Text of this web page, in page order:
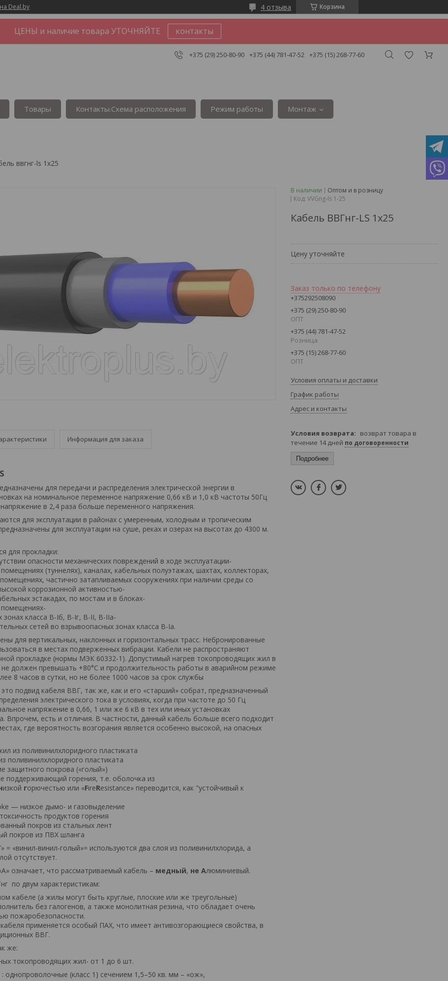
Deal.by Корзина
4 отзыва
ЦЕНЫ и наличие товара УТОЧНЯЙТЕ контакты
+375 (29) 250-80-90 +375 (44) 781-47-52 +375 (15) 268-77-60
Товары Контакты.Сxема расположения Режим работы Монтаж
ввгнг-ls 1х25
Информация для заказа
для передачи и распределения электрической энергии в
на номинальное переменное напряжение 0,66 кВ и 1,0 кВ частоты 50Гц
в 2,4 раза больше переменного напряжения.
для эксплуатации в районах с умеренным, холодным и тропическим
для эксплуатации на суше, реках и озерах на высотах до 4300 м.
для прокладки:
опасности механических повреждений в ходе эксплуатации-
(туннелях), каналах, кабельных полуэтажах, шахтах, коллекторах,
частично затапливаемых сооружениях при наличии среды со
коррозионной активностью-
эстакадах, по мостам и в блоках-
класса B-Iб, B-Iг, В-II, В-IIа-
сетей во взрывоопасных зонах класса В-Iа.
для вертикальных, наклонных и горизонтальных трасс. Небронированные
в местах подверженных вибрации. Кабели не распространяют
прокладке (нормы МЭК 60332-1). Допустимый нагрев токопроводящих жил в
должен превышать +80°С и продолжительность работы в аварийном режиме
8 часов в сутки, но не более 1000 часов за срок службы
это подвид кабеля ВВГ, так же, как и его «старший» собрат, предназначенный
электрического тока в условиях, когда при частоте до 50 Гц
напряжение в 0,66, 1 или же 6 кВ в тех или иных установках
Впрочем, есть и отличия. В частности, данный кабель больше всего подходит
где вероятность возгорания является особенно высокой, на опасных
из поливинилхлоридного пластиката
поливинилхлоридного пластиката
защитного покрова («голый»)
поддерживающий горения, т.е. оболочка из
изкой горючестью или «FireResistance» переводится, как "устойчивый к
— низкое дымо- и газовыделение
продуктов горения
покров из стальных лент
покров из ПВХ шланга
» = «винил-винил-голый»= используются два слоя из поливинилхлорида, а
отсутствует.
означает, что рассматриваемый кабель – медный, не Алюминиевый.
по двум характеристикам:
кабеле (а жилы могут быть круглые, плоские или же треугольные)
без галогенов, а также монолитная резина, что обладает очень
пожаробезопасности.
применяется особый ПАХ, что имеет антивозгорающиеся свойства, в
ВВГ.
же:
токопроводящих жил- от 1 до 6 шт.
однопроволочные (класс 1) сечением 1,5–50 кв. мм – «ож»,
В наличии
Оптом и в розницу
Код: VVGng-ls 1-25
Кабель ВВГнг-LS 1х25
Цену уточняйте
Заказ только по телефону
+375292508090
+375 (29) 250-80-90
ОПТ
+375 (44) 781-47-52
Розница
+375 (15) 268-77-60
ОПТ
Условия оплаты и доставки
График работы
Адрес и контакты
возврат товара в
течение 14 дней по договоренности
Подробнее